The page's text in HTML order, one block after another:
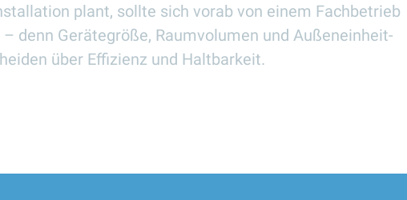
plant, sollte sich vorab von einem Fachbetrieb
denn Gerätegröße, Raumvolumen und Außeneinheit-
über Effizienz und Haltbarkeit.